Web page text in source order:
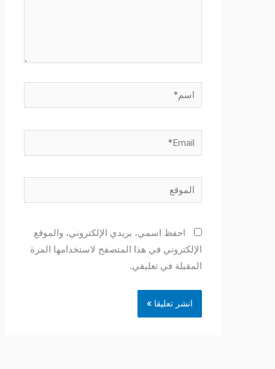
احفظ اسمي، بريدي الإلكتروني، والموقع
الإلكتروني في هذا المتصفح لاستخدامها المرة
المقبلة في تعليقي.